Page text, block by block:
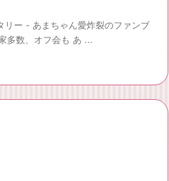
リー - あまちゃん愛炸裂のファンブ
多数、オフ会も あ ...